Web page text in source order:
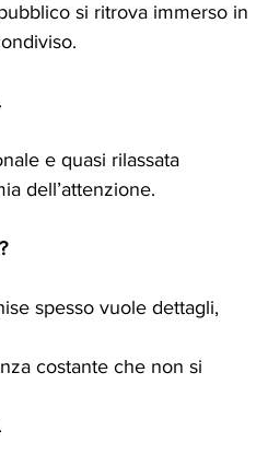
si ritrova immerso in
e quasi rilassata
dell’attenzione.
spesso vuole dettagli,
costante che non si